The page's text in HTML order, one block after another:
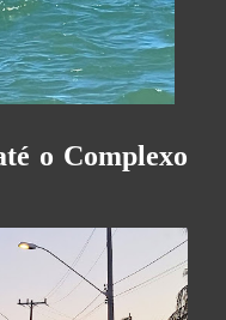
o Complexo